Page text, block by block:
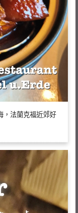
，法蘭克福近郊好